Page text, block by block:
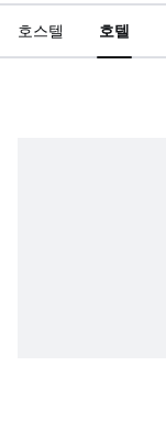
호스텔 호텔